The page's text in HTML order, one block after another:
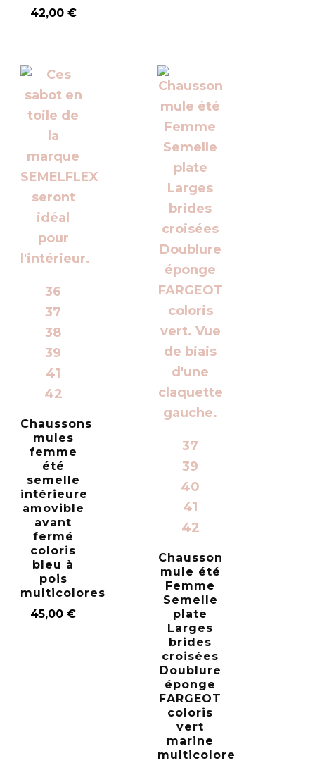
42,00 €
36
37
38
39
41
42
Chaussons
mules
femme
été
semelle
intérieure
amovible
avant
fermé
coloris
bleu à
pois
multicolores
45,00€
37
39
40
41
42
Chausson
mule été
Femme
Semelle
plate
Larges
brides
croisées
Doublure
éponge
FARGEOT
coloris
vert
marine
multicolore